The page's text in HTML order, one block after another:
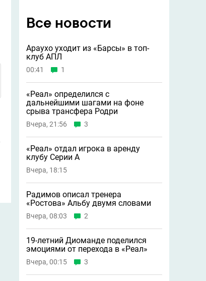
Все новости
Араухо уходит из «Барсы» в топ-
клуб АПЛ
00:41 1
«Реал» определился с
дальнейшими шагами на фоне
срыва трансфера Родри
Вчера, 21:56 3
«Реал» отдал игрока в аренду
клубу Серии А
Вчера, 18:15
Радимов описал тренера
«Ростова» Альбу двумя словами
Вчера, 08:03 2
19-летний Диоманде поделился
эмоциями от перехода в «Реал»
Вчера, 00:15 3